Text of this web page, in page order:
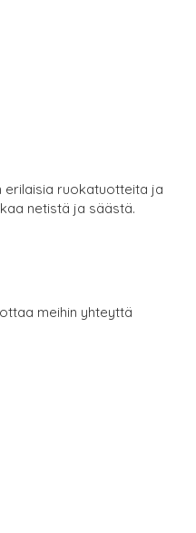
erilaisia ruokatuotteita ja
netistä ja säästä.
meihin yhteyttä